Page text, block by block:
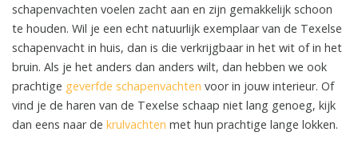
schapenvachten voelen zacht aan en zijn gemakkelijk schoon
te houden. Wil je een echt natuurlijk exemplaar van de Texelse
schapenvacht in huis, dan is die verkrijgbaar in het wit of in het
bruin. Als je het anders dan anders wilt, dan hebben we ook
prachtige geverfde schapenvachten voor in jouw interieur. Of
vind je de haren van de Texelse schaap niet lang genoeg, kijk
dan eens naar de krulvachten met hun prachtige lange lokken.